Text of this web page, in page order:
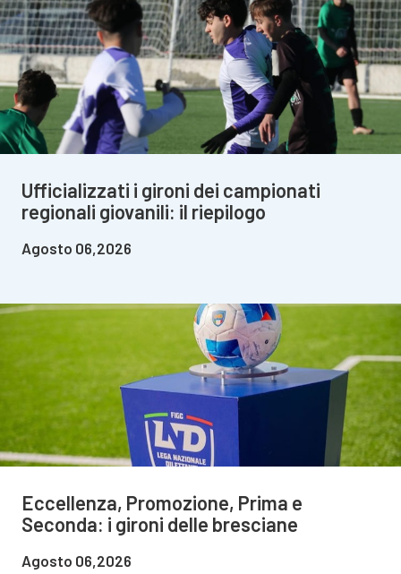
Ufficializzati i gironi dei campionati
regionali giovanili: il riepilogo
Agosto 06,2026
Eccellenza, Promozione, Prima e
Seconda: i gironi delle bresciane
Agosto 06,2026